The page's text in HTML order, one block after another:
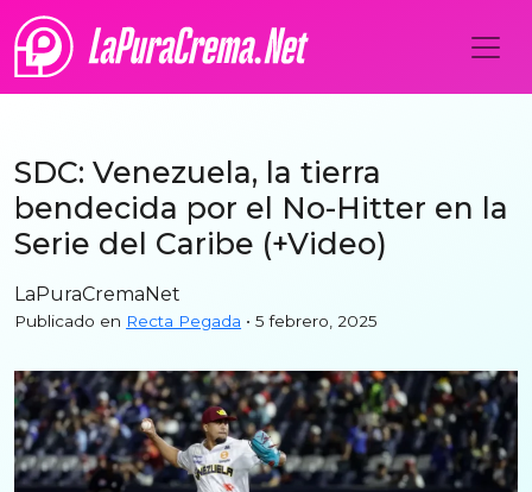
SDC: Venezuela, la tierra
bendecida por el No-Hitter en la
Serie del Caribe (+Video)
LaPuraCremaNet
Publicado en Recta Pegada • 5 febrero, 2025